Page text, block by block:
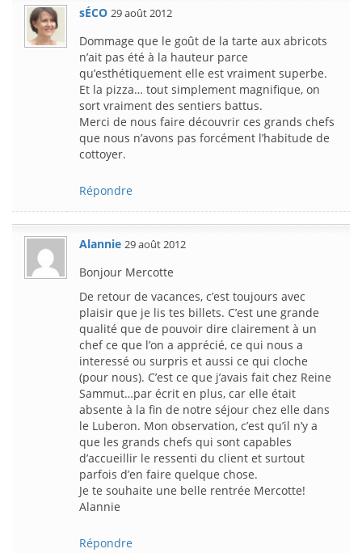
sÉCO 29 août 2012
Dommage que le goût de la tarte aux abricots
n’ait pas été à la hauteur parce
qu’esthétiquement elle est vraiment superbe.
Et la pizza… tout simplement magnifique, on
sort vraiment des sentiers battus.
Merci de nous faire découvrir ces grands chefs
que nous n’avons pas forcément l’habitude de
cottoyer.
Répondre
Alannie 29 août 2012
Bonjour Mercotte
De retour de vacances, c’est toujours avec
plaisir que je lis tes billets. C’est une grande
qualité que de pouvoir dire clairement à un
chef ce que l’on a apprécié, ce qui nous a
interessé ou surpris et aussi ce qui cloche
(pour nous). C’est ce que j’avais fait chez Reine
Sammut…par écrit en plus, car elle était
absente à la fin de notre séjour chez elle dans
le Luberon. Mon observation, c’est qu’il n’y a
que les grands chefs qui sont capables
d’accueillir le ressenti du client et surtout
parfois d’en faire quelque chose.
Je te souhaite une belle rentrée Mercotte!
Alannie
Répondre